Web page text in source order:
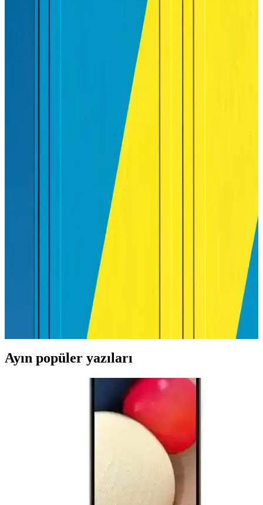
Hangi Yazıcı Almalı: Ev ve Ofis Kullanımı İçin En
Uygun Seçenekler ve Teknik Özellikler
Yazıcı seçiminde ihtiyaçlarınızı ve bütçenizi göz önünde
bulundurun. Ofis, ev veya fotoğraf baskısı için uygun modelleri ve
teknik özellikleri detaylarıyla değerlendirin.
HP M479dw Yazıcı: Yüksek Performanslı Çok
Fonksiyonlu Ofis Yazıcı Çözümü
HP M479dw, yüksek hız, çok fonksiyon ve kablosuz bağlantı
özellikleriyle ofislerin vazgeçilmez çözümüdür. Güvenlik ve
ekonomik kullanım avantajlarıyla öne çıkar.
Samsung Xpress M2020W Yazıcı İçin En Uygun
Toner Seçenekleri ve Bakım İpuçları
Samsung Xpress M2020W yazıcısı için orijinal ve uyumlu toner
seçimleri, kullanım ipuçları ve bakım önerileriyle baskı kalitenizi
koruyun ve maliyetlerinizi optimize edin.
Yazıcı Etiket Kağıdı Seçimi ve Kullanımı İçin
Yazıcı etiket kağıdı seçiminde dikkat edilmesi gerekenler, çeşitleri ve
kullanım ipuçlarıyla ilgili detaylı rehber. Uygun ürünleri seçerek
baskı kalitenizi artırın ve projelerinize profesyonel dokunuşlar katın.
Ayın popüler yazıları